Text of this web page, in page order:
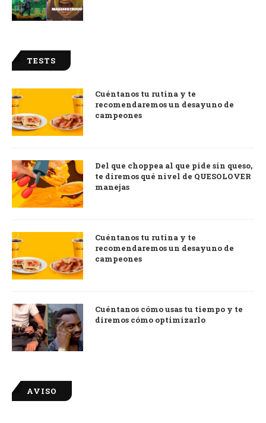
TESTS
Cuéntanos tu rutina y te
recomendaremos un desayuno de
campeones
Del que choppea al que pide sin queso,
te diremos qué nivel de QUESOLOVER
manejas
Cuéntanos tu rutina y te
recomendaremos un desayuno de
campeones
Cuéntanos cómo usas tu tiempo y te
diremos cómo optimizarlo
AVISO